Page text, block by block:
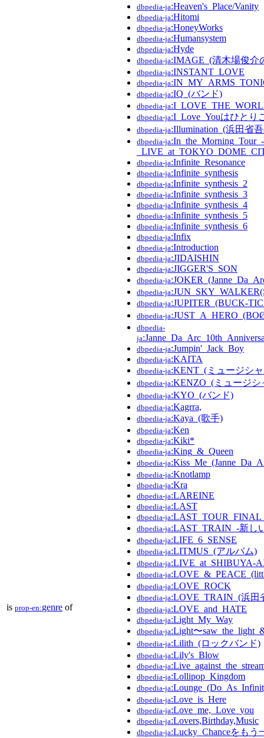
is prop-en:genre of
dbpedia-ja:Heaven's_Place/Vanity
dbpedia-ja:Hitomi
dbpedia-ja:HoneyWorks
dbpedia-ja:Humansystem
dbpedia-ja:Hyde
dbpedia-ja:IMAGE_(清木場俊介
dbpedia-ja:INSTANT_LOVE
dbpedia-ja
dbpedia-ja:IQ_(バンド)
dbpedia-ja
dbpedia-ja:I_Love_Youはひとり
dbpedia-ja:Illumination_(浜田省
dbpedia-ja:In_the_Morning_Tour_-
dbpedia-ja:Infinite_Resonance
dbpedia-ja:Infinite_synthesis
dbpedia-ja:Infinite_synthesis_2
dbpedia-ja:Infinite_synthesis_3
dbpedia-ja:Infinite_synthesis_4
dbpedia-ja:Infinite_synthesis_5
dbpedia-ja:Infinite_synthesis_6
dbpedia-ja:Infix
dbpedia-ja:Introduction
dbpedia-ja:JIDAISHIN
dbpedia-ja:JIGGER'S_SON
dbpedia-ja
dbpedia-ja
dbpedia-ja:JUPITER_(BUCK-
dbpedia-ja
dbpedia-
ja
dbpedia-ja:Jumpin'_Jack_Boy
dbpedia-ja:KAITA
dbpedia-ja:KENT_(ミュージシ
dbpedia-ja:KENZO_(ミュージシ
dbpedia-ja:KYO_(バンド)
dbpedia-ja:Kagrra,
dbpedia-ja:Kaya_(歌手)
dbpedia-ja:Ken
dbpedia-ja:Kiki*
dbpedia-ja:King_&_Queen
dbpedia-ja
dbpedia-ja:Knotlamp
dbpedia-ja:Kra
dbpedia-ja:LAREINE
dbpedia-ja:LAST
dbpedia-ja
dbpedia-ja:LAST_TRAIN_-新し
dbpedia-ja:LIFE_6_SENSE
dbpedia-ja:LITMUS_(アルバム)
dbpedia-ja:LIVE_at_SHIBUYA-
dbpedia-ja
dbpedia-ja:LOVE_ROCK
dbpedia-ja:LOVE_TRAIN_(浜田
dbpedia-ja:LOVE_and_HATE
dbpedia-ja:Light_My_Way
dbpedia-ja:Light〜
dbpedia-ja:Lilith_(ロックバンド)
dbpedia-ja:Lily's_Blow
dbpedia-ja
dbpedia-ja:Lollipop_Kingdom
dbpedia-ja
dbpedia-ja:Love_is_Here
dbpedia-ja:Love_me,_Love_you
dbpedia-ja:Lovers,Birthday,Music
dbpedia-ja:Lucky_Chanceをもう